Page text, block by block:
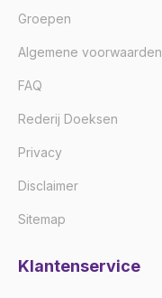
Groepen
Algemene voorwaarden
FAQ
Rederij Doeksen
Privacy
Disclaimer
Sitemap
Klantenservice